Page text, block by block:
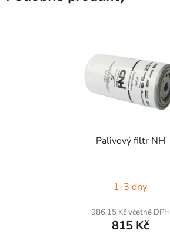
Palivový filtr NH
1-3 dny
986,15 Kč včetně DPH
815 Kč